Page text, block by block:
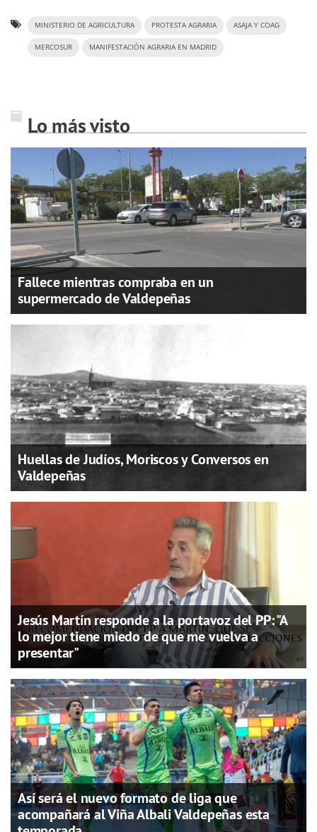
MINISTERIO DE AGRICULTURA PROTESTA AGRARIA ASAJA Y COAG
MERCOSUR MANIFESTACIÓN AGRARIA EN MADRID
Lo más visto
Fallece mientras compraba en un
supermercado de Valdepeñas
Huellas de Judíos, Moriscos y Conversos en
Valdepeñas
Jesús Martín responde a la portavoz del PP: "A
lo mejor tiene miedo de que me vuelva a
presentar"
Así será el nuevo formato de liga que
acompañará al Viña Albali Valdepeñas esta